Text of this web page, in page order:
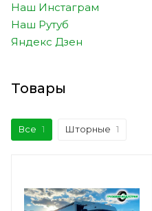
Наш Инстаграм
Наш Рутуб
Яндекс Дзен
Товары
Все 1 Шторные 1